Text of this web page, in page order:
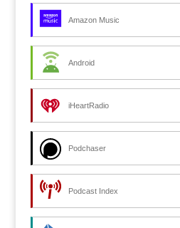
Amazon Music
Android
iHeartRadio
Podchaser
Podcast Index